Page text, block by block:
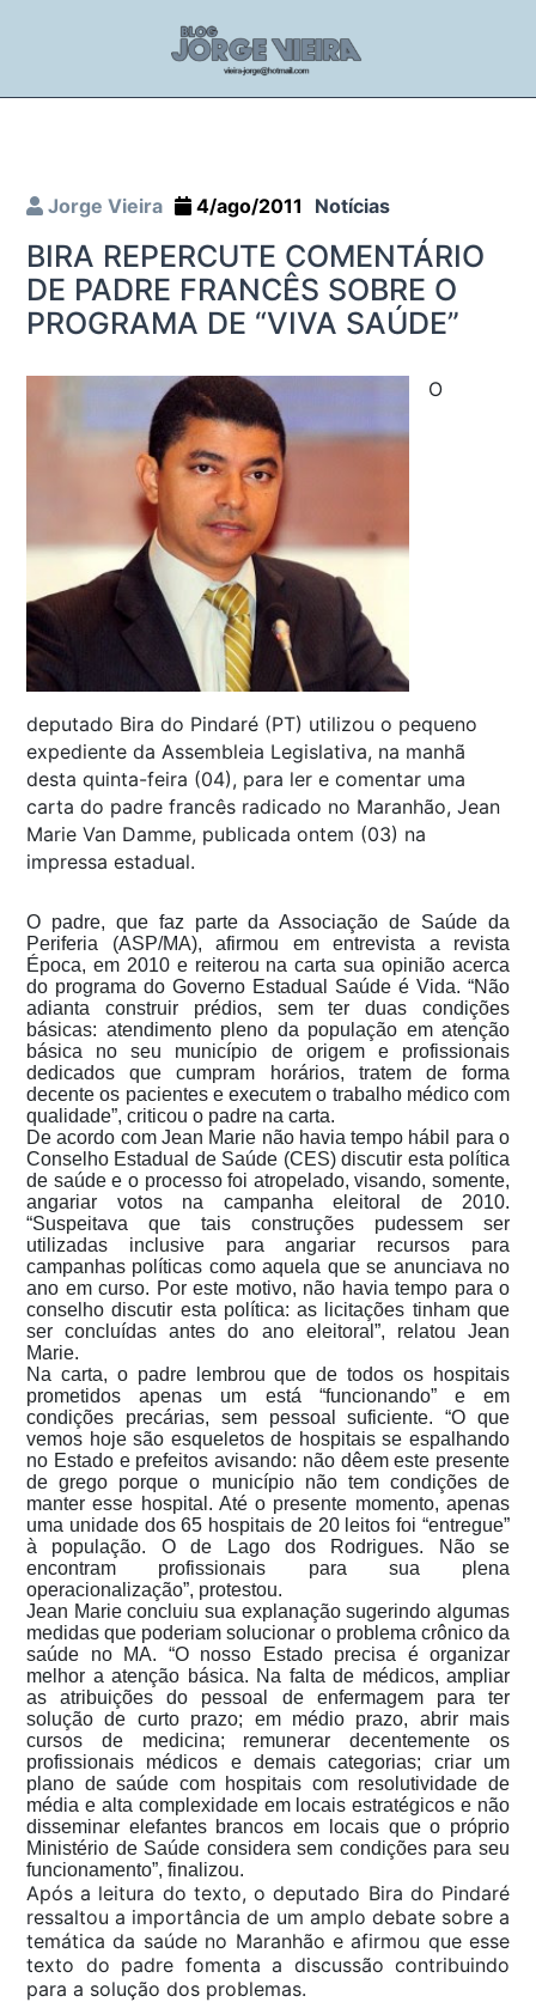
Jorge Vieira 4/ago/2011 Notícias
BIRA REPERCUTE COMENTÁRIO
DE PADRE FRANCÊS SOBRE O
PROGRAMA DE “VIVA SAÚDE”
O
deputado Bira do Pindaré (PT) utilizou o pequeno
expediente da Assembleia Legislativa, na manhã
desta quinta-feira (04), para ler e comentar uma
carta do padre francês radicado no Maranhão, Jean
Marie Van Damme, publicada ontem (03) na
impressa estadual.
O padre, que faz parte da Associação de Saúde da
Periferia (ASP/MA), afirmou em entrevista a revista
Época, em 2010 e reiterou na carta sua opinião acerca
do programa do Governo Estadual Saúde é Vida. “Não
adianta construir prédios, sem ter duas condições
básicas: atendimento pleno da população em atenção
básica no seu município de origem e profissionais
dedicados que cumpram horários, tratem de forma
decente os pacientes e executem o trabalho médico com
qualidade”, criticou o padre na carta.
De acordo com Jean Marie não havia tempo hábil para o
Conselho Estadual de Saúde (CES) discutir esta política
de saúde e o processo foi atropelado, visando, somente,
angariar votos na campanha eleitoral de 2010.
“Suspeitava que tais construções pudessem ser
utilizadas inclusive para angariar recursos para
campanhas políticas como aquela que se anunciava no
ano em curso. Por este motivo, não havia tempo para o
conselho discutir esta política: as licitações tinham que
ser concluídas antes do ano eleitoral”, relatou Jean
Marie.
Na carta, o padre lembrou que de todos os hospitais
prometidos apenas um está “funcionando” e em
condições precárias, sem pessoal suficiente. “O que
vemos hoje são esqueletos de hospitais se espalhando
no Estado e prefeitos avisando: não dêem este presente
de grego porque o município não tem condições de
manter esse hospital. Até o presente momento, apenas
uma unidade dos 65 hospitais de 20 leitos foi “entregue”
à população. O de Lago dos Rodrigues. Não se
encontram profissionais para sua plena
operacionalização”, protestou.
Jean Marie concluiu sua explanação sugerindo algumas
medidas que poderiam solucionar o problema crônico da
saúde no MA. “O nosso Estado precisa é organizar
melhor a atenção básica. Na falta de médicos, ampliar
as atribuições do pessoal de enfermagem para ter
solução de curto prazo; em médio prazo, abrir mais
cursos de medicina; remunerar decentemente os
profissionais médicos e demais categorias; criar um
plano de saúde com hospitais com resolutividade de
média e alta complexidade em locais estratégicos e não
disseminar elefantes brancos em locais que o próprio
Ministério de Saúde considera sem condições para seu
funcionamento”, finalizou.
Após a leitura do texto, o deputado Bira do Pindaré
ressaltou a importância de um amplo debate sobre a
temática da saúde no Maranhão e afirmou que esse
texto do padre fomenta a discussão contribuindo
para a solução dos problemas.